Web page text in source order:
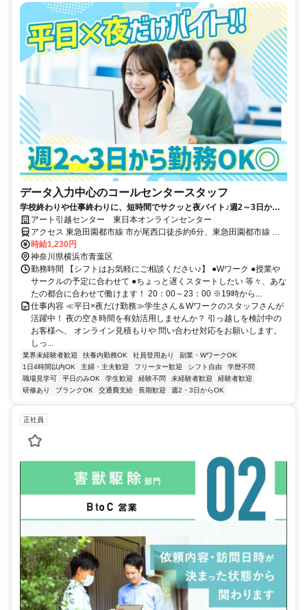
データ入力中心のコールセンタースタッフ
学校終わりや仕事終わりに、短時間でサクッと夜バイト♪週2～3日から
自分のペースで働けます★コミュ力身につく研修あり
アート引越センター 東日本オンラインセンター
アクセス 東急田園都市線 市が尾西口徒歩約6分、東急田園都市線 藤
が丘（神奈川県）正面口徒歩約18分 市が尾駅より徒歩6分
時給1,230円
神奈川県横浜市青葉区
勤務時間 【シフトはお気軽にご相談ください♪】 ●Wワーク ●授業や
サークルの予定に合わせて ●ちょっと遅くスタートしたい 等々、あな
たの都合に合わせて働けます！ 20：00～23：00 ※19時から...
仕事内容 ≪平日×夜だけ勤務≫学生さん＆Wワークのスタッフさんが
活躍中！ 夜の空き時間を有効活用しませんか？ 引っ越しを検討中の
お客様へ、 オンライン見積もりや 問い合わせ対応をお願いします。
しっ...
業界未経験者歓迎 扶養内勤務OK 社員登用あり
副業・WワークOK
1日4時間以内OK
主婦・主夫歓迎 フリーター歓迎 シフト自由
学歴不問
職場見学可
平日のみOK 学生歓迎 経験不問 未経験者歓迎
経験者歓迎
研修あり
ブランクOK 交通費支給 長期歓迎 週2・3日からOK
正社員